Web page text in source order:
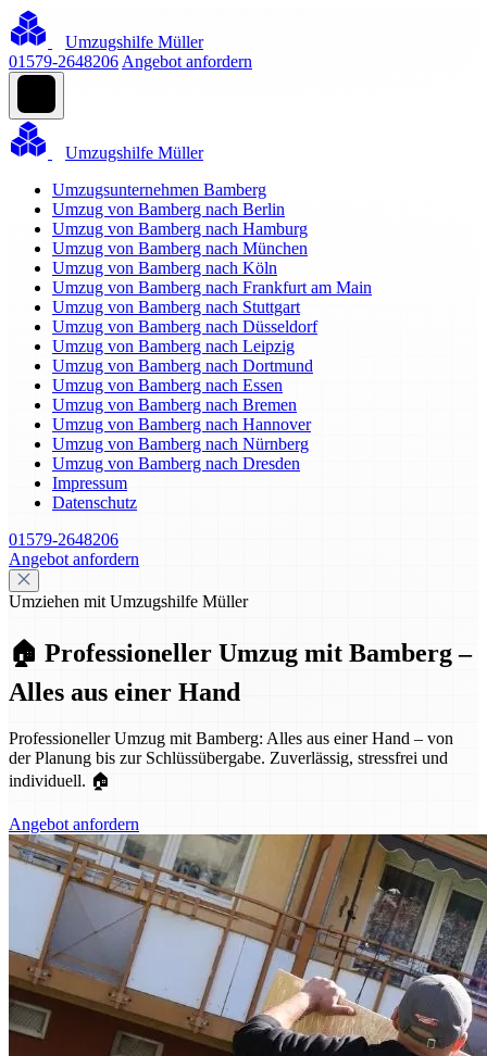
Umzugshilfe Müller
01579-2648206 Angebot anfordern
Umzugshilfe Müller
Umzugsunternehmen Bamberg
Umzug von Bamberg nach Berlin
Umzug von Bamberg nach Hamburg
Umzug von Bamberg nach München
Umzug von Bamberg nach Köln
Umzug von Bamberg nach Frankfurt am Main
Umzug von Bamberg nach Stuttgart
Umzug von Bamberg nach Düsseldorf
Umzug von Bamberg nach Leipzig
Umzug von Bamberg nach Dortmund
Umzug von Bamberg nach Essen
Umzug von Bamberg nach Bremen
Umzug von Bamberg nach Hannover
Umzug von Bamberg nach Nürnberg
Umzug von Bamberg nach Dresden
Impressum
Datenschutz
01579-2648206
Angebot anfordern
Umziehen mit Umzugshilfe Müller
🏠 Professioneller Umzug mit Bamberg –
Alles aus einer Hand
Professioneller Umzug mit Bamberg: Alles aus einer Hand – von
der Planung bis zur Schlüssübergabe. Zuverlässig, stressfrei und
individuell. 🏠
Angebot anfordern